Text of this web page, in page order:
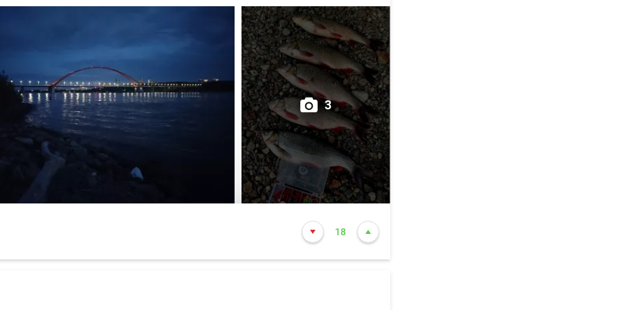
Стихло в округе. Рыбаки есть. Комары есть. А, вот судака
судачок грамм на 500 жадно атаковал утюг в 100 кузове от
так 95), и на этом всё!
средств. Вышел язь на охоту. В приоритете
один сошёл, ну и хорошо. Активность по времени минут
рад.
не наблюдал. Малёк в изобилии, плавает вольготно.
3
18